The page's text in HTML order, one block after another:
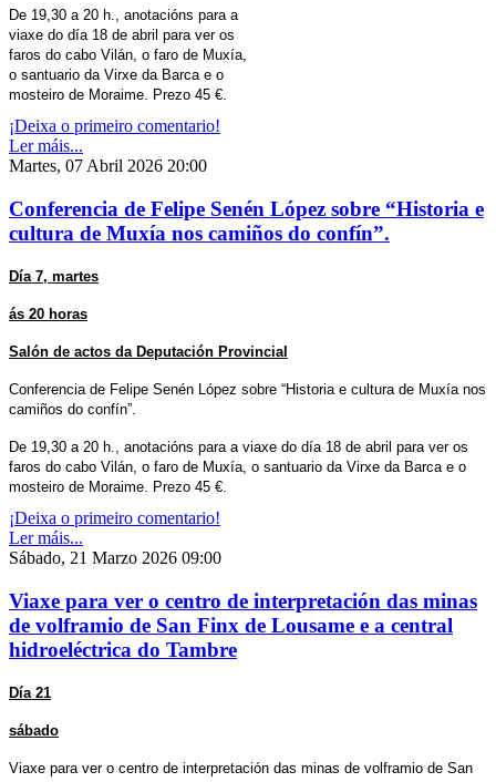
De 19,30 a 20 h., anotacións para a
viaxe do día 18 de abril para ver os
faros do cabo Vilán, o faro de Muxía,
o santuario da Virxe da Barca e o
mosteiro de Moraime. Prezo 45 €.
¡Deixa o primeiro comentario!
Ler máis...
Martes, 07 Abril 2026 20:00
Conferencia de Felipe Senén López sobre “Historia e
cultura de Muxía nos camiños do confín”.
Día 7, martes
ás 20 horas
Salón de actos da Deputación Provincial
Conferencia de Felipe Senén López sobre “Historia e cultura de Muxía nos
camiños do confín”.
De 19,30 a 20 h., anotacións para a viaxe do día 18 de abril para ver os
faros do cabo Vilán, o faro de Muxía, o santuario da Virxe da Barca e o
mosteiro de Moraime. Prezo 45 €.
¡Deixa o primeiro comentario!
Ler máis...
Sábado, 21 Marzo 2026 09:00
Viaxe para ver o centro de interpretación das minas
de volframio de San Finx de Lousame e a central
hidroeléctrica do Tambre
Día 21
sábado
Viaxe para ver o centro de interpretación das minas de volframio de San